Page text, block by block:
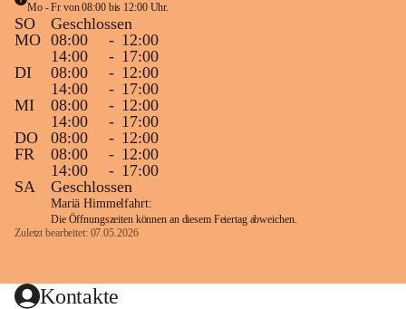
Mo - Fr von 08:00 bis 12:00 Uhr.
SO
Geschlossen
MO 08:00 - 12:00
14:00
- 17:00
DI
08:00 - 12:00
14:00
- 17:00
MI
08:00 - 12:00
14:00
- 17:00
DO
08:00 - 12:00
FR
08:00 - 12:00
14:00
- 17:00
SA
Geschlossen
Mariä Himmelfahrt:
Die Öffnungszeiten können an diesem Feiertag abweichen.
Zuletzt bearbeitet: 07.05.2026
Kontakte